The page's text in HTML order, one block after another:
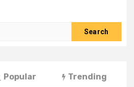
Popular Trending